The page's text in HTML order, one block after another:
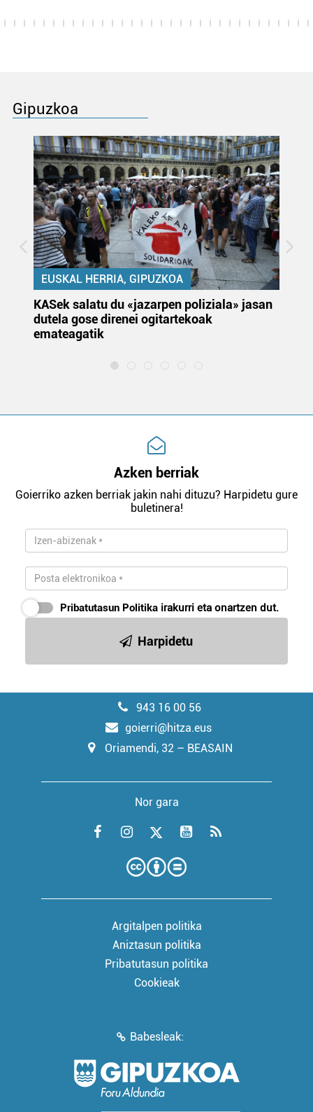
Gipuzkoa
EUSKAL HERRIA, GIPUZKOA
KASek salatu du «jazarpen poliziala» jasan
dutela gose direnei ogitartekoak
emateagatik
Azken berriak
Goierriko azken berriak jakin nahi dituzu? Harpidetu gure
buletinera!
Pribatutasun Politika irakurri eta onartzen dut.
Harpidetu
943 16 00 56
goierri@hitza.eus
Oriamendi, 32 – BEASAIN
Nor gara
Argitalpen politika
Aniztasun politika
Pribatutasun politika
Cookieak
Babesleak: